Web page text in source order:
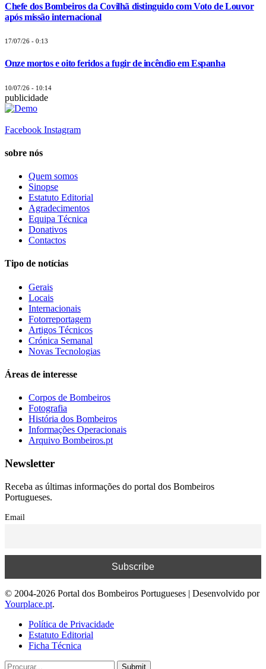
Chefe dos Bombeiros da Covilhã distinguido com Voto de Louvor
após missão internacional
17/07/26 - 0:13
Onze mortos e oito feridos a fugir de incêndio em Espanha
10/07/26 - 10:14
publicidade
Facebook Instagram
sobre nós
Quem somos
Sinopse
Estatuto Editorial
Agradecimentos
Equipa Técnica
Donativos
Contactos
Tipo de notícias
Gerais
Locais
Internacionais
Fotorreportagem
Artigos Técnicos
Crónica Semanal
Novas Tecnologias
Áreas de interesse
Corpos de Bombeiros
Fotografia
História dos Bombeiros
Informações Operacionais
Arquivo Bombeiros.pt
Newsletter
Receba as últimas informações do portal dos Bombeiros
Portugueses.
Email
© 2004-2026 Portal dos Bombeiros Portugueses | Desenvolvido por
Yourplace.pt.
Política de Privacidade
Estatuto Editorial
Ficha Técnica
Submit